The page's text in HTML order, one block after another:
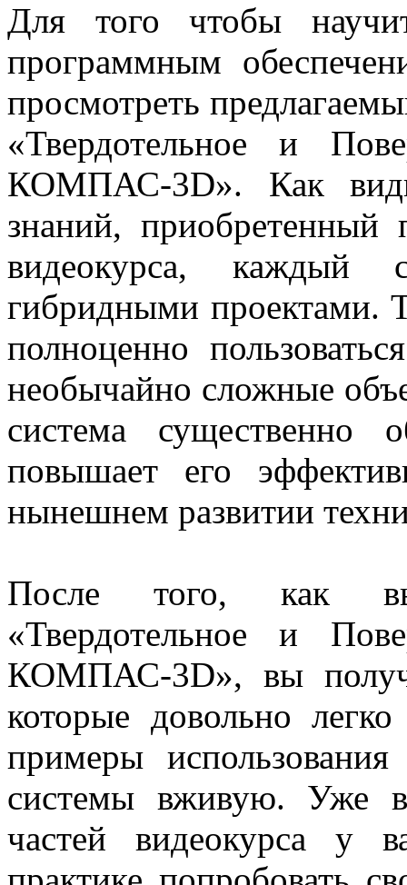
Для того чтобы
программным
просмотреть
«Твердотельное и
КОМПАС-3D». Как
знаний, приобретенный
видеокурса, каждый
гибридными проектами.
полноценно
необычайно сложные
система существенно
повышает его
нынешнем развитии
После того, как вы
«Твердотельное и
КОМПАС-3D», вы
которые довольно
примеры
системы вживую. Уже в
частей видеокурса у